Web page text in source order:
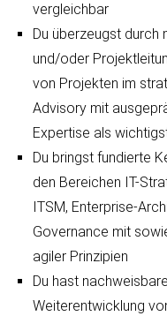
vergleichbar
Du überzeugst durch
und/oder
von Projekten im
Advisory mit
Expertise als
Du bringst fundierte
den Bereichen IT-
ITSM, Enterprise-
Governance mit
agiler Prinzipien
Du hast
Weiterentwicklung